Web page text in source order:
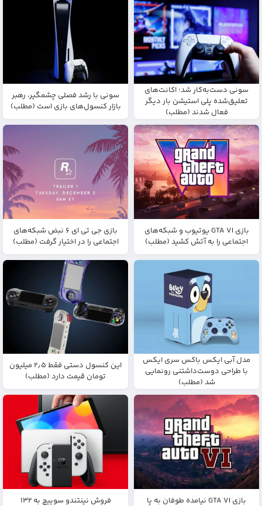
سونی دست‌به‌کار شد؛ اکانت‌های
تعلیق‌شده پلی استیشن بار دیگر
فعال شدند (مطلب)
سونی با رشد فصلی چشمگیر، رهبر
بازار کنسول‌های بازی است (مطلب)
بازی GTA VI یوتیوب و شبکه‌های
اجتماعی را به آتش کشید (مطلب)
بازی جی تی ای ۶ نبض شبکه‌های
اجتماعی را در اختیار گرفت (مطلب)
مدل آبی ایکس باکس سری ایکس
با طراحی دوست‌داشتنی رونمایی
شد (مطلب)
این کنسول دستی فقط ۲٫۵ میلیون
تومان قیمت دارد (مطلب)
بازی GTA VI نیامده طوفان به پا
فروش نینتندو سوییچ به ۱۳۲